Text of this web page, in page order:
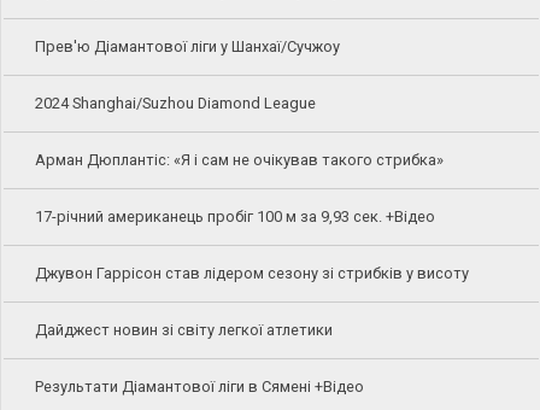
Прев'ю Діамантової ліги у Шанхаї/Сучжоу
2024 Shanghai/Suzhou Diamond League
Арман Дюплантіс: «Я і сам не очікував такого стрибка»
17-річний американець пробіг 100 м за 9,93 сек. +Відео
Джувон Гаррісон став лідером сезону зі стрибків у висоту
Дайджест новин зі світу легкої атлетики
Результати Діамантової ліги в Сямені +Відео